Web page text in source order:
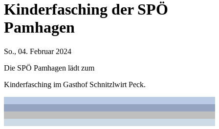
Kinderfasching der SPÖ
Pamhagen
So., 04. Februar 2024
Die SPÖ Pamhagen lädt zum
Kinderfasching im Gasthof Schnitzlwirt Peck.